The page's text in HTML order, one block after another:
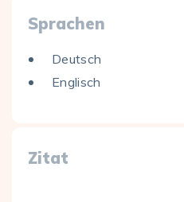
Sprachen
Deutsch
Englisch
Zitat